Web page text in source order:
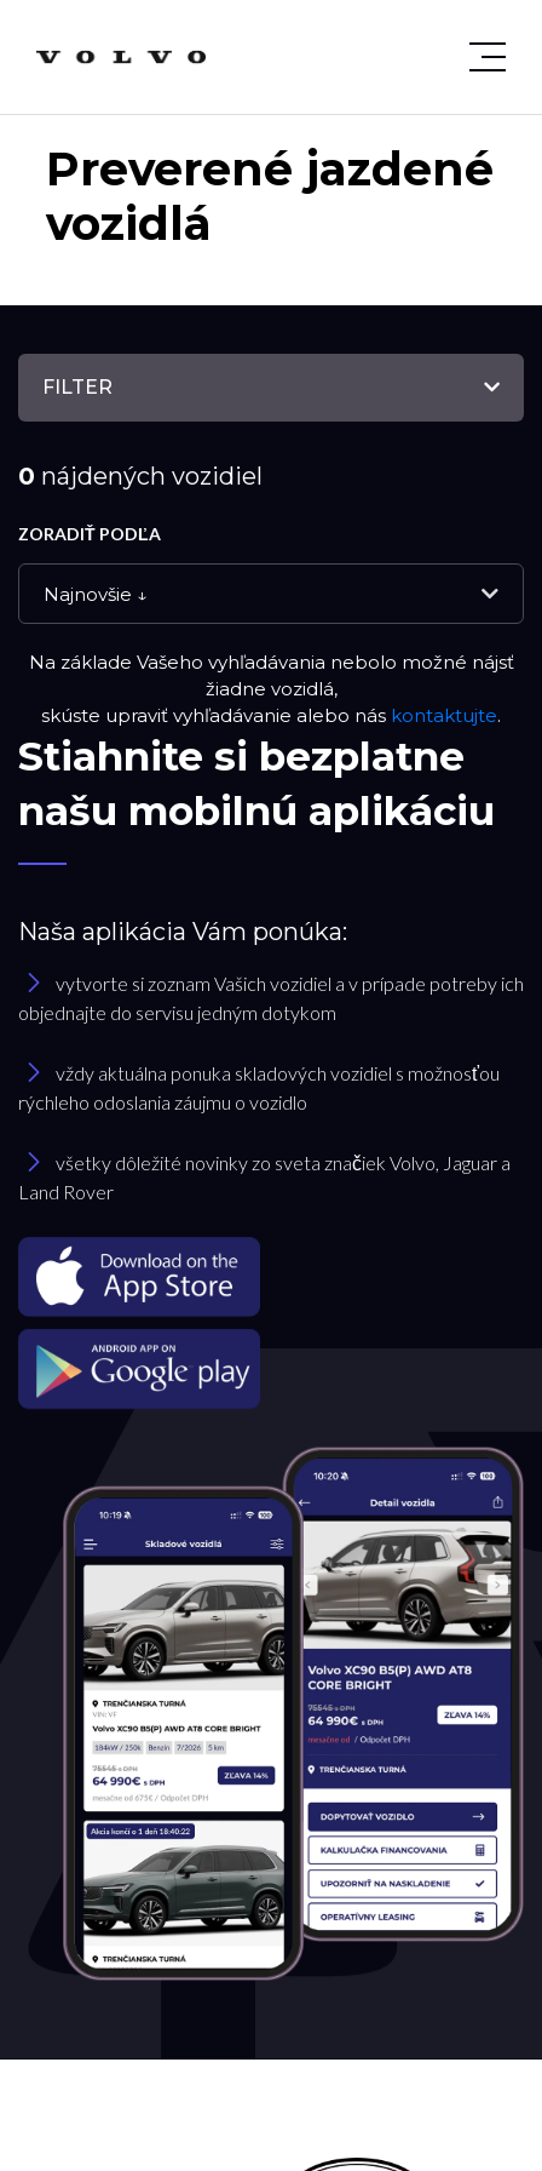
Preverené jazdené
vozidlá
FILTER
0 nájdených vozidiel
ZORADIŤ PODĽA
Najnovšie ↓
VOLVO SELEKT
JAZDENÉ VOZIDLÁ
Značka
Land Rover
Model
Pobočka
Bratislava
Trenčianska Turná
Trnava
Akciová ponuka
všetky
Benzín
Benzín+LPG
Diesel
Elektromobil
Hybrid
Mild hybrid benzín
Mild hybrid diesel
Plugin hybrid
Na základe Vašeho vyhľadávania nebolo možné nájsť
žiadne vozidlá,
skúste upraviť vyhľadávanie alebo nás kontaktujte.
Stiahnite si bezplatne
našu mobilnú aplikáciu
Naša aplikácia Vám ponúka:
vytvorte si zoznam Vašich vozidiel a v prípade potreby ich
objednajte do servisu jedným dotykom
vždy aktuálna ponuka skladových vozidiel s možnosťou
rýchleho odoslania záujmu o vozidlo
všetky dôležité novinky zo sveta značiek Volvo, Jaguar a
Land Rover